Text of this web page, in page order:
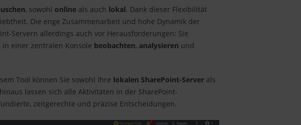
, sowohl online als auch lokal. Dank dieser Flexibilität
Die enge Zusammenarbeit und hohe Dynamik der
Servern allerdings auch vor Herausforderungen: Sie
in einer zentralen Konsole beobachten, analysieren und
Tool können Sie sowohl Ihre lokalen SharePoint-Server als
lassen sich alle Aktivitäten in der SharePoint-
zeitgerechte und präzise Entscheidungen.